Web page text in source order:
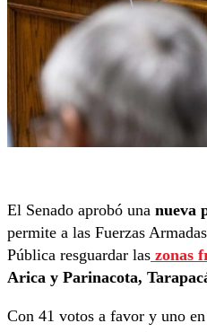
El Senado aprobó una nueva
permite a las Fuerzas
Pública resguardar las zonas
Arica y Parinacota,
Con 41 votos a favor y uno